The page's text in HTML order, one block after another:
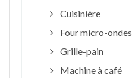
Cuisinière
Four micro-ondes
Grille-pain
Machine à café